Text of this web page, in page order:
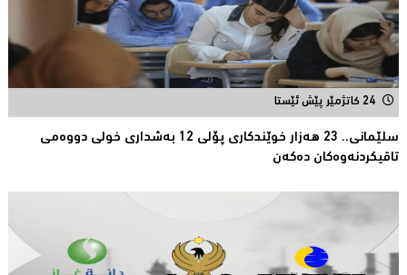
24 کاتژمێر پێش ئێستا
سلێمانی.. 23 هەزار خوێندکارى پۆلی 12 بەشدارى خولى دووەمى
تاقیکردنەوەکان دەکەن